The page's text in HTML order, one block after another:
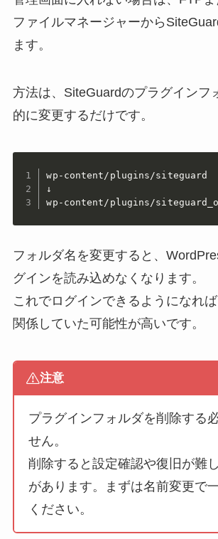
ファイルマネージャーから
ます。
方法は、SiteGuardのプラグインフ
的に変更するだけです。
wp-content/plugins/siteguard
↓
wp-content/plugins/
フォルダ名を変更すると、
グインを読み込めなくなります。
これでログインできるようになれ
関係していた可能性が高いです。
注意
プラグインフォルダを削除する
せん。
削除すると設定確認や復旧が難
があります。まずは名前変更で
ください。